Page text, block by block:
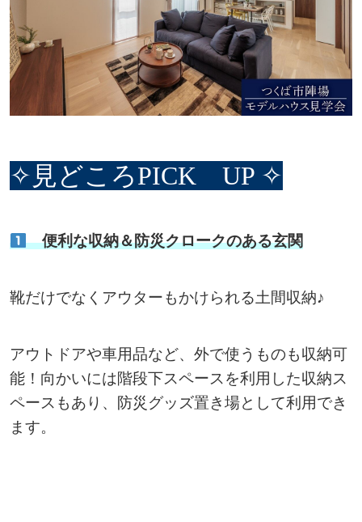
✧見どころPICK UP ✧
便利な収納＆防災クロークのある玄関
靴だけでなくアウターもかけられる土間収納♪
アウトドアや車用品など、外で使うものも収納可
能！向かいには階段下スペースを利用した収納ス
ペースもあり、防災グッズ置き場として利用でき
ます。